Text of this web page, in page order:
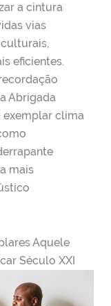
a cintura
vias
eficientes.
Abrigada
exemplar clima
mais
Aquele
Século XXI